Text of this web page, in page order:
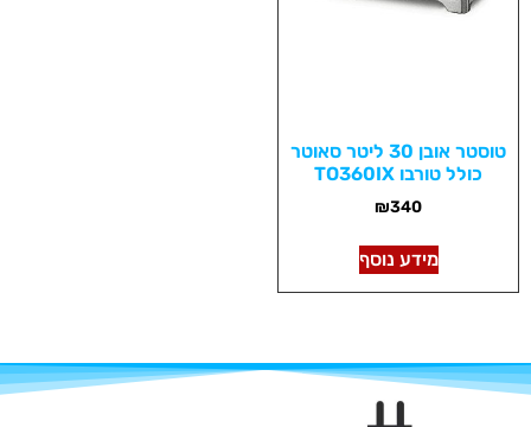
טוסטר אובן 30 ליטר סאוטר
כולל טורבו TO360IX
₪340
מידע נוסף